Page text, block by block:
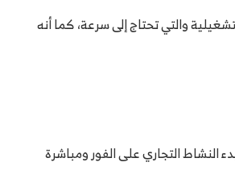
والتي تحتاج إلى سرعة، كما أنه
النشاط التجاري على الفور ومباشرة